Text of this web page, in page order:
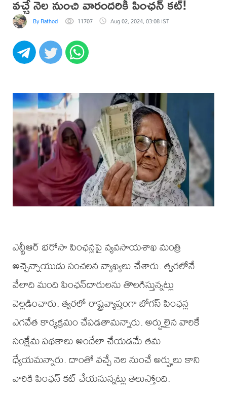
By Rathod 11707 Aug 02, 2024, 03:08 IST
ఎన్టీఆర్ భరోసా పింఛన్లపై వ్యవసాయశాఖ మంత్రి
అచ్చెన్నాయుడు సంచలన వ్యాఖ్యలు చేశారు. త్వరలోనే
వేలాది మంది పింఛన్‌దారులను తొలగిస్తున్నట్లు
వెల్లడించారు. త్వరలో రాష్ట్రవ్యాప్తంగా బోగస్ పింఛన్ల
ఎగవేత కార్యక్రమం చేపడతామన్నారు. అర్హులైన వారికే
సంక్షేమ పథకాలు అందేలా చేయడమే తమ
ధ్యేయమన్నారు. దాంతో వచ్చే నెల నుంచే అర్హులు కాని
వారికి పింఛన్ కట్ చేయనున్నట్లు తెలుస్తోంది.